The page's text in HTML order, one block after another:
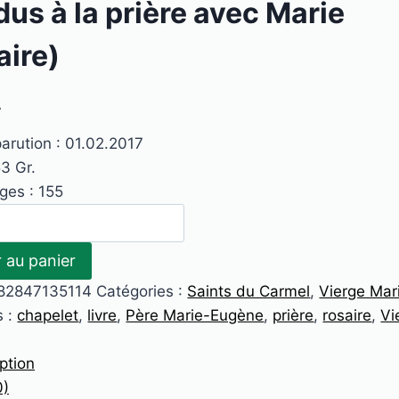
à la prière avec Marie
: 01.02.2017
Gr.
: 155
au panier
Catégories : Saints du Carmel,Vierge
:chapelet, livre, Père Marie-Eugène, prière, rosaire,